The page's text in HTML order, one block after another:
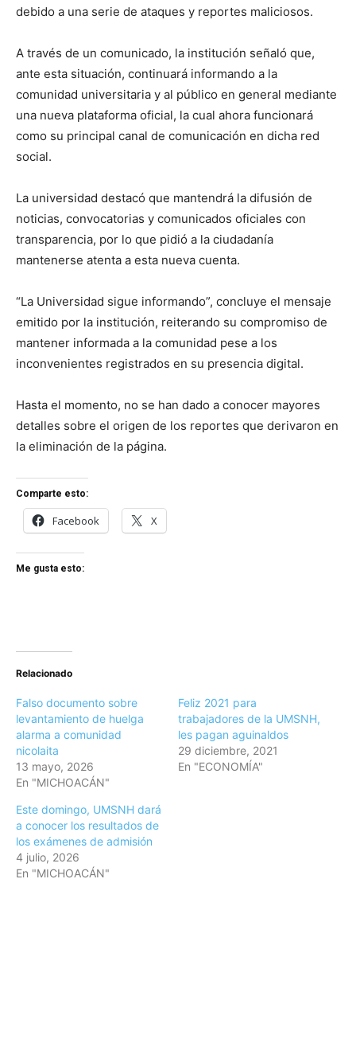
debido a una serie de ataques y reportes maliciosos.
A través de un comunicado, la institución señaló que,
ante esta situación, continuará informando a la
comunidad universitaria y al público en general mediante
una nueva plataforma oficial, la cual ahora funcionará
como su principal canal de comunicación en dicha red
social.
La universidad destacó que mantendrá la difusión de
noticias, convocatorias y comunicados oficiales con
transparencia, por lo que pidió a la ciudadanía
mantenerse atenta a esta nueva cuenta.
“La Universidad sigue informando”, concluye el mensaje
emitido por la institución, reiterando su compromiso de
mantener informada a la comunidad pese a los
inconvenientes registrados en su presencia digital.
Hasta el momento, no se han dado a conocer mayores
detalles sobre el origen de los reportes que derivaron en
la eliminación de la página.
Comparte esto:
Facebook X
Me gusta esto:
Relacionado
Falso documento sobre
levantamiento de huelga
alarma a comunidad
nicolaita
13 mayo, 2026
En "MICHOACÁN"
Feliz 2021 para
trabajadores de la UMSNH,
les pagan aguinaldos
29 diciembre, 2021
En "ECONOMÍA"
Este domingo, UMSNH dará
a conocer los resultados de
los exámenes de admisión
4 julio, 2026
En "MICHOACÁN"